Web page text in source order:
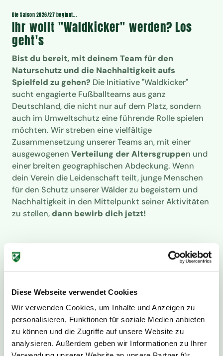
Diese Webseite verwendet Cookies
Wir verwenden Cookies, um Inhalte und Anzeigen zu
personalisieren, Funktionen für soziale Medien anbieten
zu können und die Zugriffe auf unsere Website zu
analysieren. Außerdem geben wir Informationen zu Ihrer
Die Saison 2026/27 beginnt...
Ihr wollt "Waldkicker" werden? Los
geht's
Bist du bereit, mit deinem Team für den
Naturschutz und die Nachhaltigkeit aufs
Spielfeld zu gehen? Die Initiative "Waldkicker"
sucht engagierte Fußballteams aus ganz
Deutschland, die nicht nur auf dem Platz, sondern
auch im Umweltschutz eine führende Rolle spielen
möchten. Wir streben eine vielfältige
Zusammensetzung unserer Teams an, mit einer
ausgewogenen Verteilung der Altersgruppen und
einer breiten geographischen Abdeckung. Wenn
dein Verein die Leidenschaft teilt, junge Menschen
für den Schutz unserer Wälder zu begeistern und
Nachhaltigkeit in den Mittelpunkt seiner Aktivitäten
zu stellen,dann bewirb dich jetzt!